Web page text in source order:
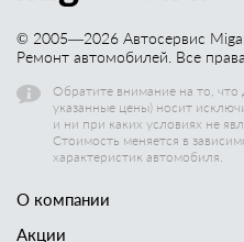
© 2005—2026 Автосервис
Ремонт автомобилей. Все
Обратите внимание на то,
указанные цены) носит
и ни при каких условиях не
Стоимость меняется в
характеристик автомобиля.
О компании
Акции